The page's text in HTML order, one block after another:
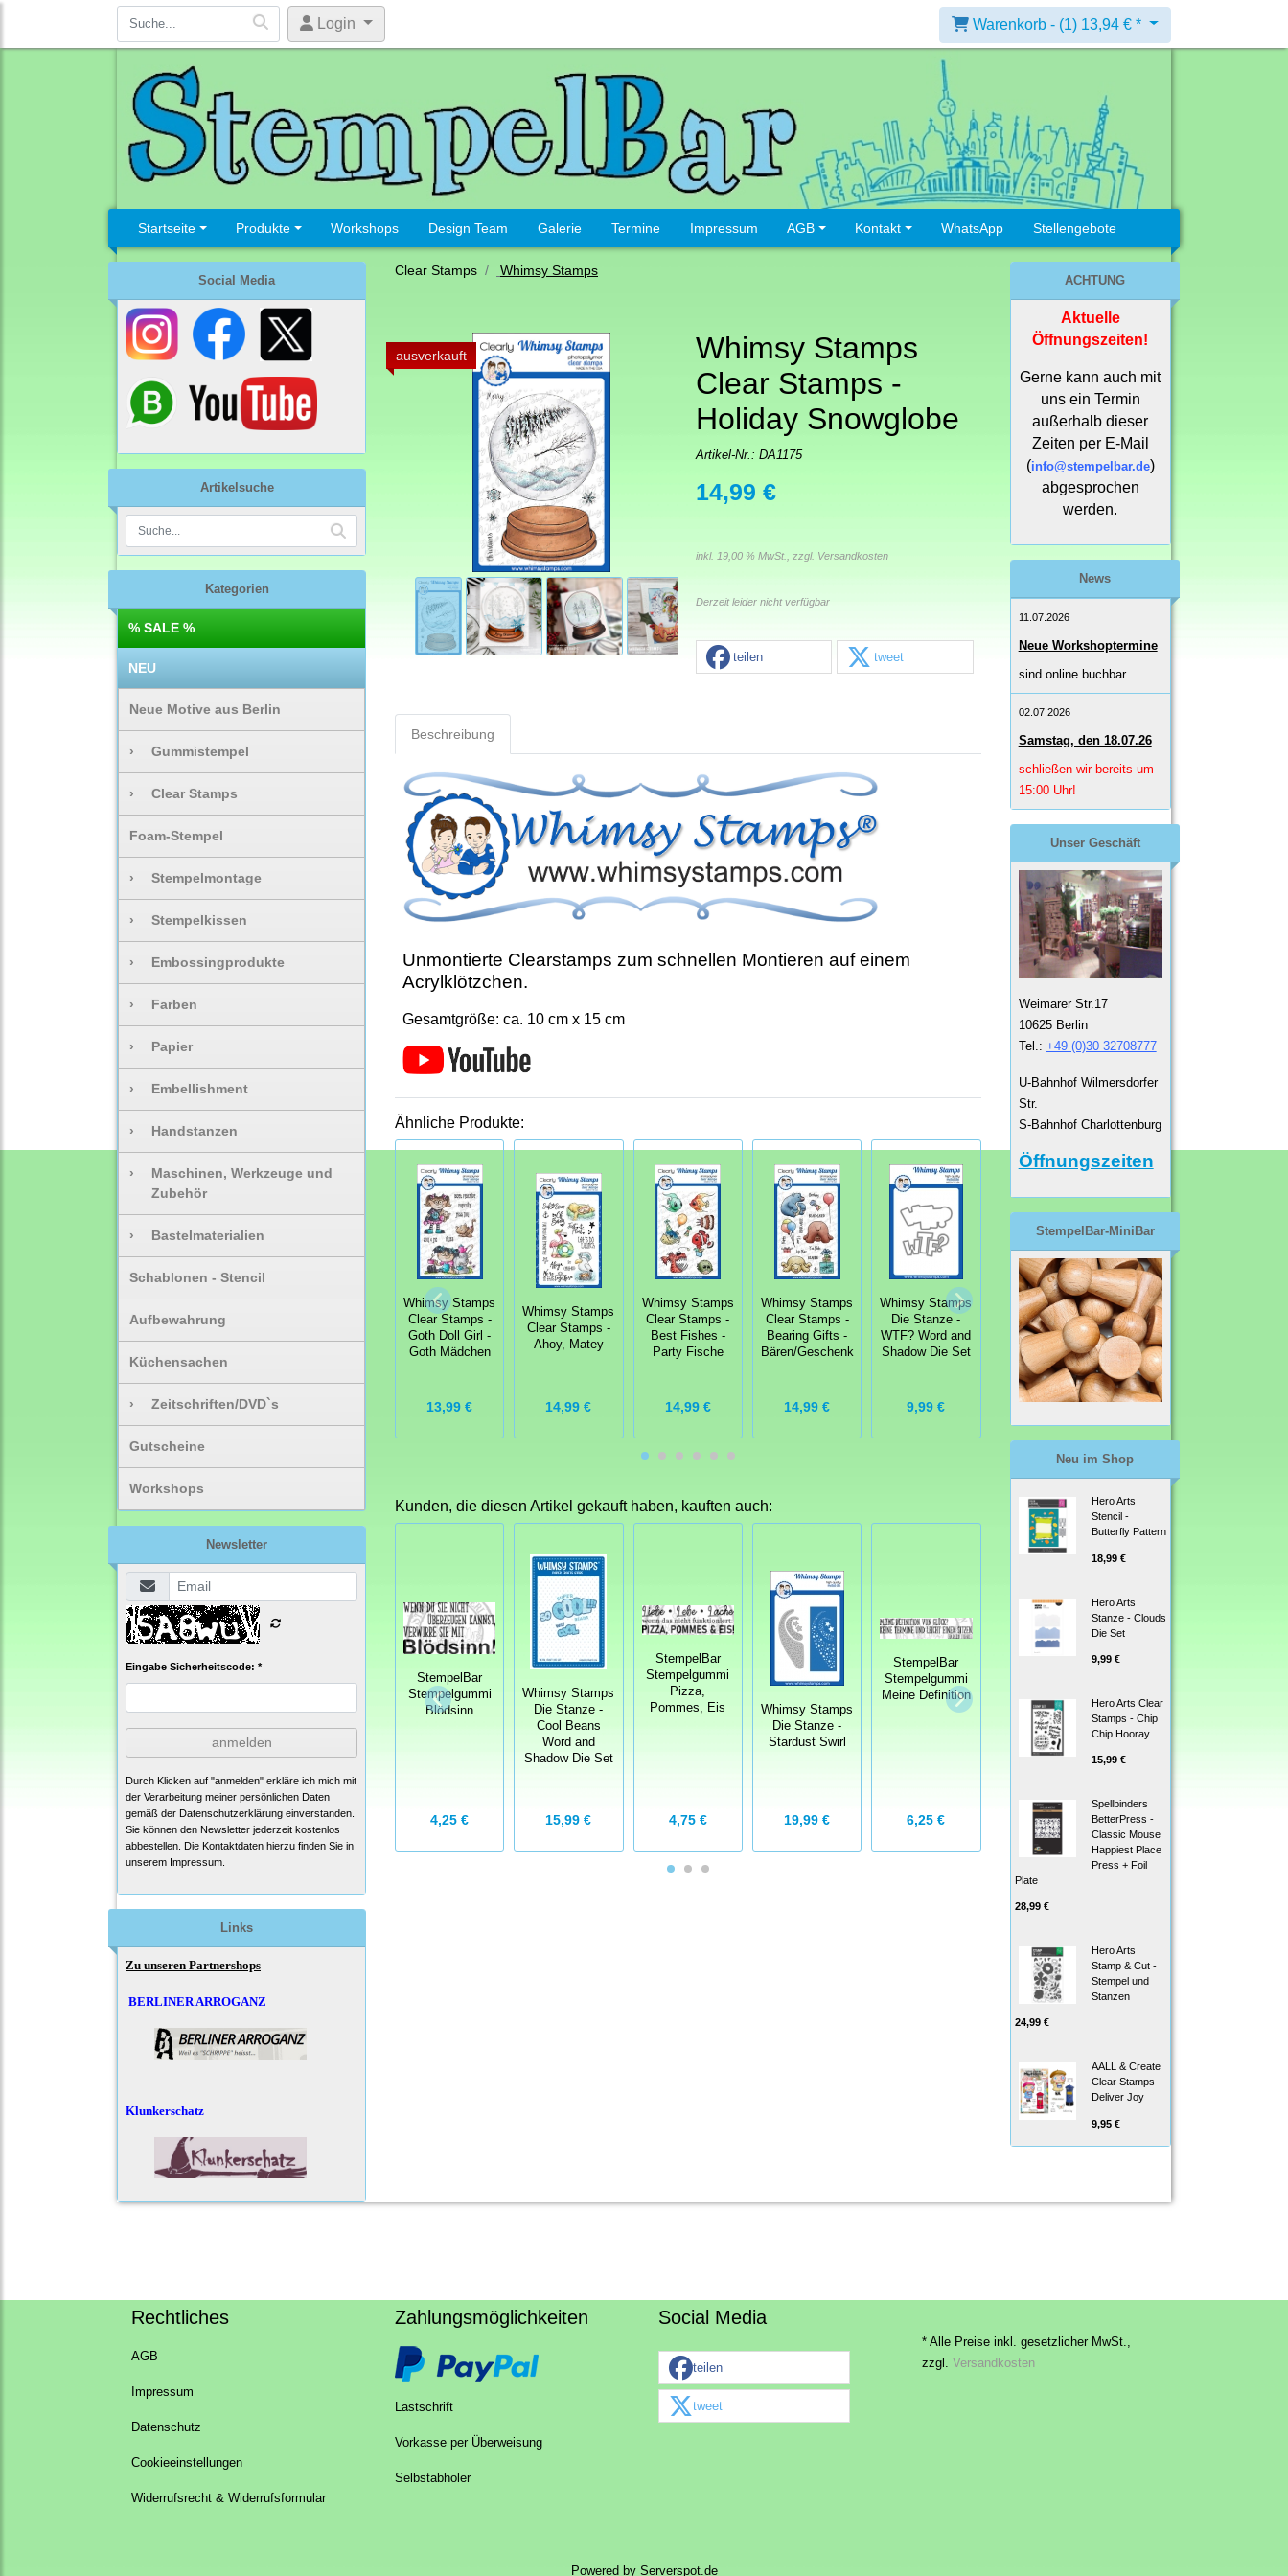
Login Warenkorb - (1) 13,94 € *
Startseite Produkte Workshops Design Team Galerie Termine Impressum AGB Kontakt WhatsApp Stellengebote
Social Media
Artikelsuche
Kategorien
% SALE %
NEU
Neue Motive aus Berlin
› Gummistempel
› Clear Stamps
Foam-Stempel
› Stempelmontage
› Stempelkissen
› Embossingprodukte
› Farben
› Papier
› Embellishment
› Handstanzen
›
Maschinen, Werkzeuge und
Zubehör
› Bastelmaterialien
Schablonen - Stencil
Aufbewahrung
Küchensachen
› Zeitschriften/DVD`s
Gutscheine
Workshops
Newsletter
Eingabe Sicherheitscode: *
anmelden
Durch Klicken auf "anmelden" erkläre ich mich mit
der Verarbeitung meiner persönlichen Daten
gemäß der Datenschutzerklärung einverstanden.
Sie können den Newsletter jederzeit kostenlos
abbestellen. Die Kontaktdaten hierzu finden Sie in
unserem Impressum.
Links
Zu unseren Partnershops
BERLINER ARROGANZ
Klunkerschatz
Clear Stamps Whimsy Stamps
ausverkauft
Whimsy Stamps
Clear Stamps -
Holiday Snowglobe
Artikel-Nr.: DA1175
14,99 €
inkl. 19,00 % MwSt., zzgl. Versandkosten
Derzeit leider nicht verfügbar
teilen tweet
Beschreibung
Unmontierte Clearstamps zum schnellen Montieren auf einem
Acrylklötzchen.
Gesamtgröße: ca. 10 cm x 15 cm
Ähnliche Produkte:
Whimsy Stamps
Clear Stamps -
Goth Doll Girl -
Goth Mädchen
13,99 €
Whimsy Stamps
Clear Stamps -
Ahoy, Matey
14,99 €
Whimsy Stamps
Clear Stamps -
Best Fishes -
Party Fische
14,99 €
Whimsy Stamps
Clear Stamps -
Bearing Gifts -
Bären/Geschenk
14,99 €
Whimsy Stamps
Die Stanze -
WTF? Word and
Shadow Die Set
9,99 €
Whimsy Stamps
Clear Stamps -
Dragon
Christmas
Cheer Drachen
Weihnachten
14,99 €
Whimsy Stamps
Clear Stamps -
Polka Dot Pals
Beau
13,99 €
Kunden, die diesen Artikel gekauft haben, kauften auch:
StempelBar
Stempelgummi
Blödsinn
4,25 €
Whimsy Stamps
Die Stanze -
Cool Beans
Word and
Shadow Die Set
15,99 €
StempelBar
Stempelgummi
Pizza,
Pommes, Eis
4,75 €
Whimsy Stamps
Die Stanze -
Stardust Swirl
19,99 €
StempelBar
Stempelgummi
Meine Definition
6,25 €
Whimsy Stamps
Die Stanze -
Holiday
Snowglobe
16,99 €
Whimsy Stamps
Die Stanze -
15,99 €
ACHTUNG
Aktuelle
Öffnungszeiten!
Gerne kann auch mit
uns ein Termin
außerhalb dieser
Zeiten per E-Mail
(info@stempelbar.de)
abgesprochen
werden.
News
11.07.2026
Neue Workshoptermine
sind online buchbar.
02.07.2026
Samstag, den 18.07.26
schließen wir bereits um
15:00 Uhr!
Unser Geschäft
Weimarer Str.17
10625 Berlin
Tel.: +49 (0)30 32708777
U-Bahnhof Wilmersdorfer
Str.
S-Bahnhof Charlottenburg
Öffnungszeiten
StempelBar-MiniBar
Neu im Shop
Hero Arts
Stencil -
Butterfly Pattern
18,99 €
Hero Arts
Stanze - Clouds
Die Set
9,99 €
Hero Arts Clear
Stamps - Chip
Chip Hooray
15,99 €
Spellbinders
BetterPress -
Classic Mouse
Happiest Place
Press + Foil
Plate
28,99 €
Hero Arts
Stamp & Cut -
Stempel und
Stanzen
24,99 €
AALL & Create
Clear Stamps -
Deliver Joy
9,95 €
Rechtliches
AGB
Impressum
Datenschutz
Cookieeinstellungen
Widerrufsrecht & Widerrufsformular
Zahlungsmöglichkeiten
Lastschrift
Vorkasse per Überweisung
Selbstabholer
Social Media
teilen
tweet
* Alle Preise inkl. gesetzlicher MwSt.,
zzgl. Versandkosten
Powered by Serverspot.de